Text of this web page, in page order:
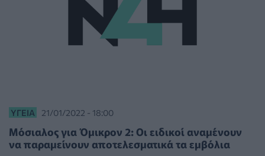
ΥΓΕΊΑ 21/01/2022 - 18:00
Μόσιαλος για Όμικρον 2: Οι ειδικοί αναμένουν
να παραμείνουν αποτελεσματικά τα εμβόλια